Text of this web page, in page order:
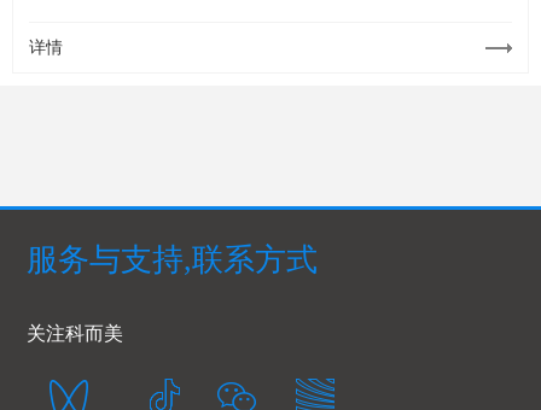
详情
服务与支持,联系方式
关注科而美